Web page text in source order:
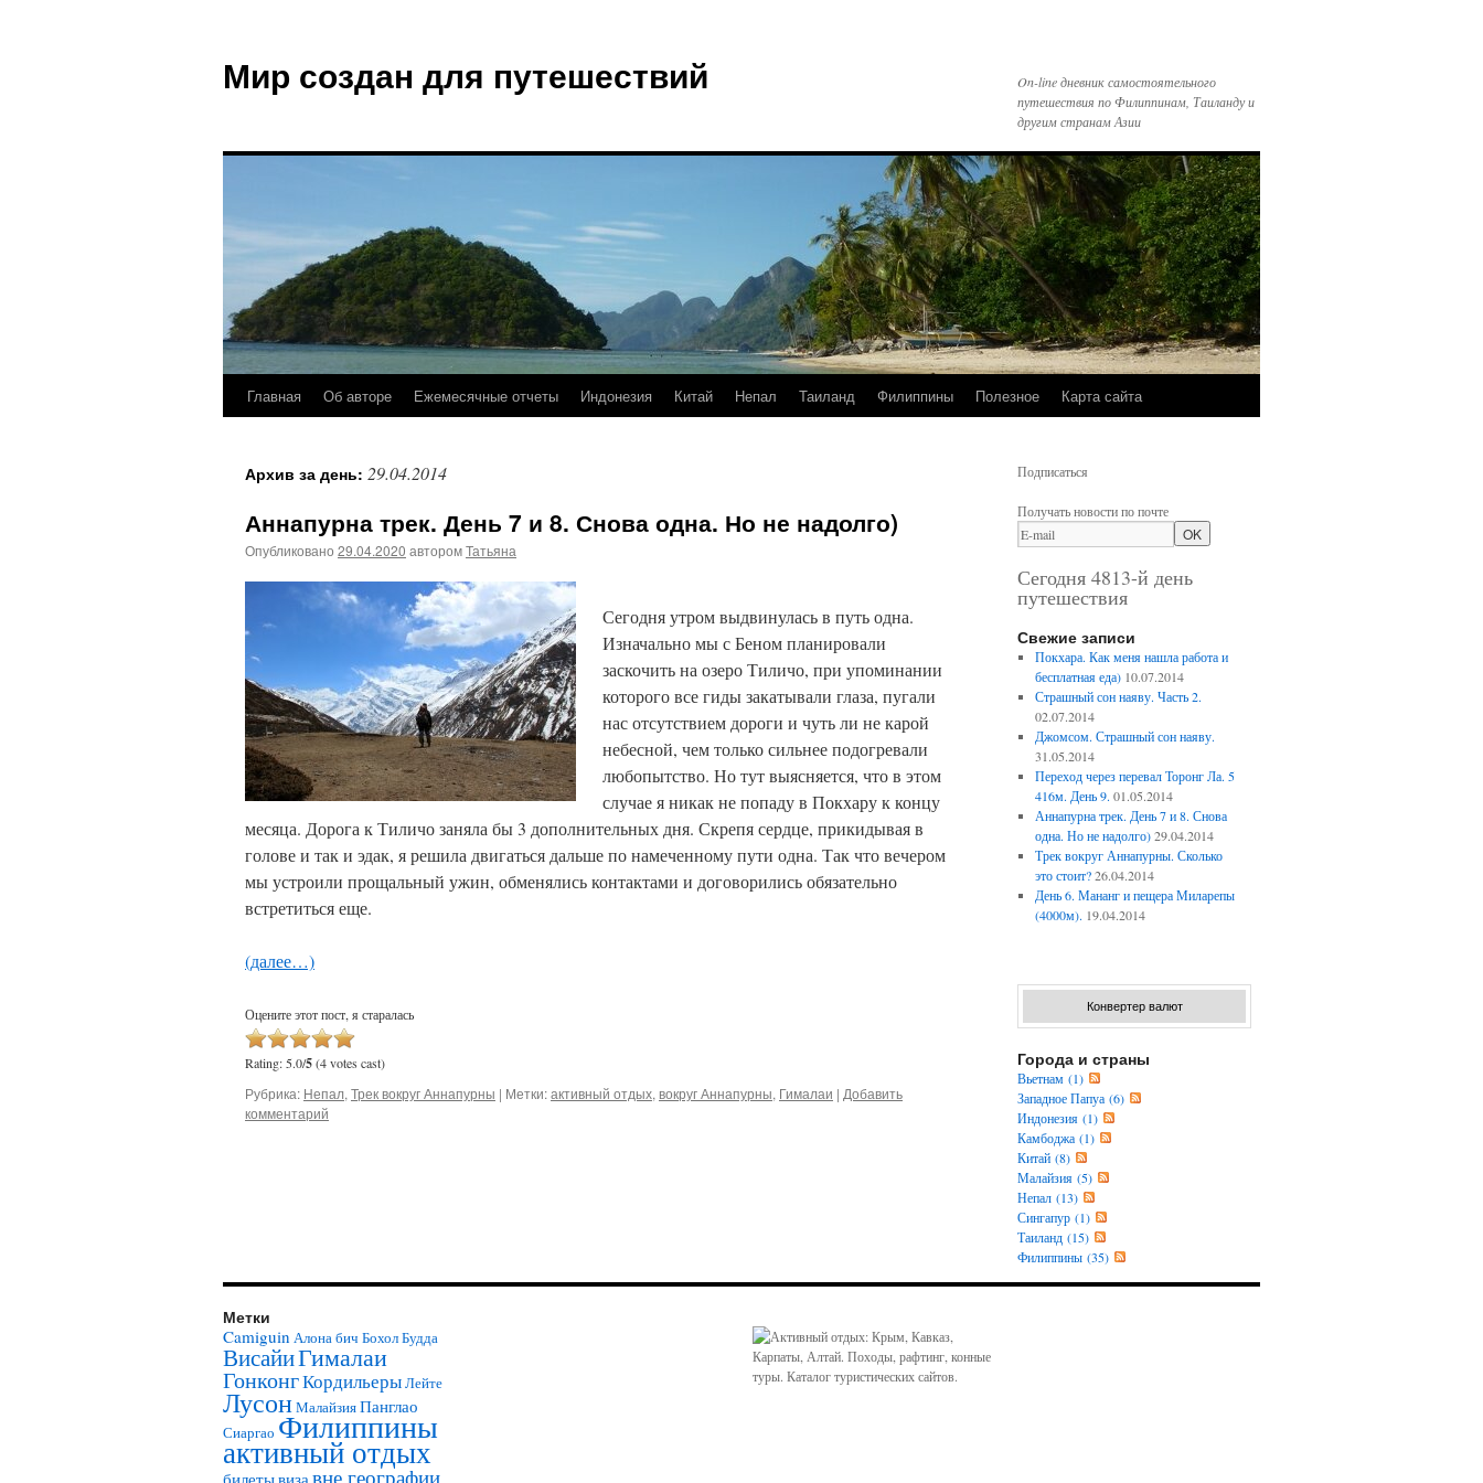
Мир создан для путешествий
On-line дневник самостоятельного
путешествия по Филиппинам, Таиланду и
другим странам Азии
Главная Об авторе Ежемесячные отчеты Индонезия Китай Непал Таиланд Филиппины Полезное Карта сайта
Архив за день: 29.04.2014
Аннапурна трек. День 7 и 8. Снова одна. Но не надолго)
Опубликовано 29.04.2020 авторомТатьяна
Сегодня утром выдвинулась в путь одна.
Изначально мы с Беном планировали
заскочить на озеро Тиличо, при упоминании
которого все гиды закатывали глаза, пугали
нас отсутствием дороги и чуть ли не карой
небесной, чем только сильнее подогревали
любопытство. Но тут выясняется, что в этом
случае я никак не попаду в Покхару к концу
месяца. Дорога к Тиличо заняла бы 3 дополнительных дня. Скрепя сердце, прикидывая в
голове и так и эдак, я решила двигаться дальше по намеченному пути одна. Так что вечером
мы устроили прощальный ужин, обменялись контактами и договорились обязательно
встретиться еще.
(далее…)
Оцените этот пост, я старалась
Rating: 5.0/5(4 votes cast)
Рубрика: Непал, Трек вокруг Аннапурны | Метки:активный отдых, вокруг Аннапурны, Гималаи | Добавить
комментарий
Подписаться
Получать новости по почте
Сегодня 4813-й день
путешествия
Свежие записи
Покхара. Как меня нашла работа и
бесплатная еда) 10.07.2014
Страшный сон наяву. Часть 2.
02.07.2014
Джомсом. Страшный сон наяву.
31.05.2014
Переход через перевал Торонг Ла. 5
416м. День 9. 01.05.2014
Аннапурна трек. День 7 и 8. Снова
одна. Но не надолго) 29.04.2014
Трек вокруг Аннапурны. Сколько
это стоит? 26.04.2014
День 6. Мананг и пещера Миларепы
(4000м). 19.04.2014
Конвертер валют
Города и страны
Вьетнам (1)
Западное Папуа (6)
Индонезия (1)
Камбоджа (1)
Китай (8)
Малайзия (5)
Непал (13)
Сингапур (1)
Таиланд (15)
Филиппины (35)
Метки
Camiguin Алона бич БохолБудда
ВисайиГималаи
ГонконгКордильерыЛейте
ЛусонМалайзияПанглао
Сиаргао Филиппины
активный отдых
билетывиза вне географии